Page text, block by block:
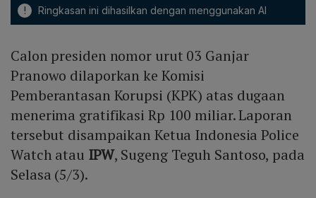
! Ringkasan ini dihasilkan dengan menggunakan AI
Calon presiden nomor urut 03 Ganjar
Pranowo dilaporkan ke Komisi
Pemberantasan Korupsi (KPK) atas dugaan
menerima gratifikasi Rp 100 miliar. Laporan
tersebut disampaikan Ketua Indonesia Police
Watch atau IPW, Sugeng Teguh Santoso, pada
Selasa (5/3).